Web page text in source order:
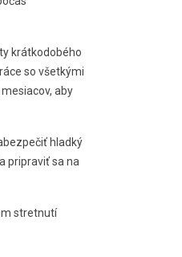
krátkodobého
so všetkými
aby
hladký
pripraviť sa na
stretnutí